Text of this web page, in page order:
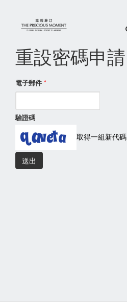
重設密碼申請
電子郵件 *
驗證碼
取得一組新代碼